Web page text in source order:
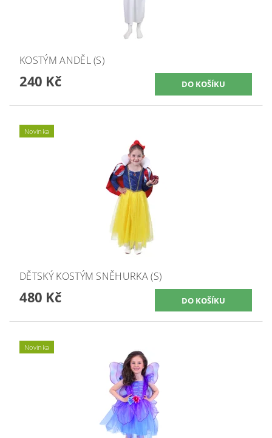
KOSTÝM ANDĚL (S)
240 Kč
Novinka
DĚTSKÝ KOSTÝM SNĚHURKA (S)
480 Kč
Novinka